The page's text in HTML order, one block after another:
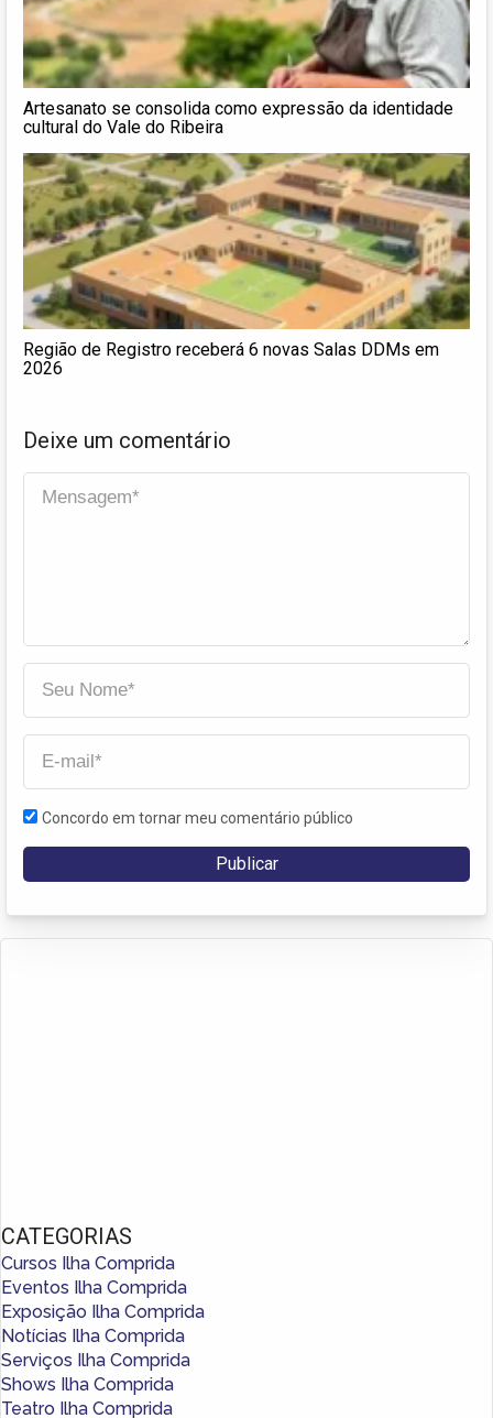
Artesanato se consolida como expressão da identidade
cultural do Vale do Ribeira
Região de Registro receberá 6 novas Salas DDMs em
2026
Deixe um comentário
Concordo em tornar meu comentário público
CATEGORIAS
Cursos Ilha Comprida
Eventos Ilha Comprida
Exposição Ilha Comprida
Notícias Ilha Comprida
Serviços Ilha Comprida
Shows Ilha Comprida
Teatro Ilha Comprida